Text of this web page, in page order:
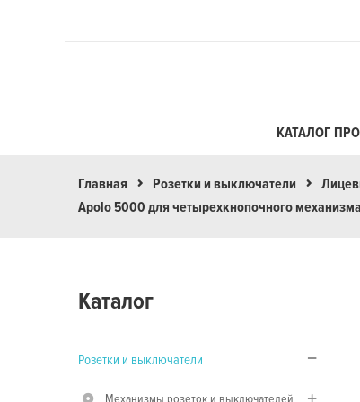
КАТАЛОГ
Главная Розетки и выключатели
Apolo 5000 для четырехкнопочного
Каталог
Розетки и выключатели
Механизмы розеток и выключателей